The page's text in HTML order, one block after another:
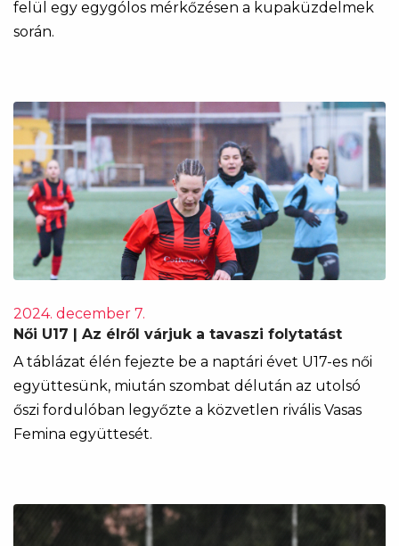
felül egy egygólos mérkőzésen a kupaküzdelmek
során.
2024. december 7.
Női U17 | Az élről várjuk a tavaszi folytatást
A táblázat élén fejezte be a naptári évet U17-es női
együttesünk, miután szombat délután az utolsó
őszi fordulóban legyőzte a közvetlen rivális Vasas
Femina együttesét.